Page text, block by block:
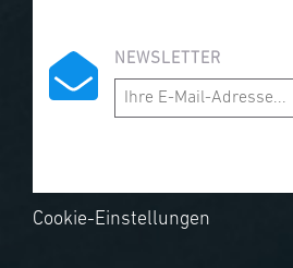
NEWSLETTER
Cookie-Einstellungen